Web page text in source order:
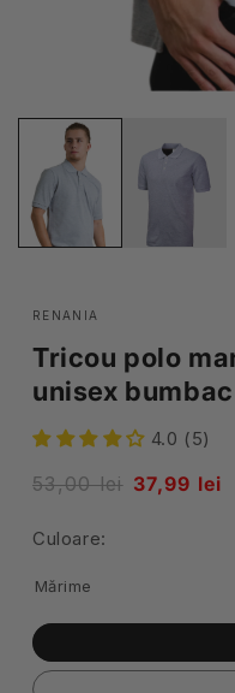
RENANIA
Tricou polo
unisex
4.0 (5)
Pret
53,00 lei Pret
37,99 lei
Culoare:
Mărime